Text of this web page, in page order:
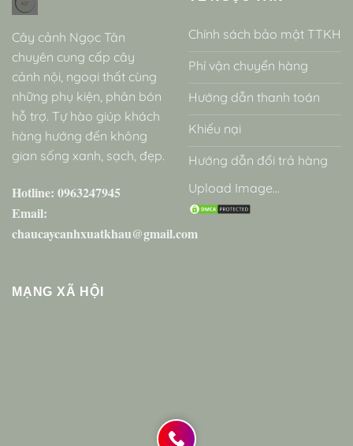
Cây cảnh Ngọc Tân
chuyên cung cấp cây
cảnh nội, ngoại thất cùng
những phụ kiện, phân bón
hỗ trợ. Tự hào giúp khách
hàng hướng đến không
gian sống xanh, sạch, đẹp.
Hotline: 0963247945
Email:
chaucaycanhxuatkhau@gmail.com
Chính sách bảo mật TTKH
Phí vận chuyển hàng
Hướng dẫn thanh toán
Khiếu nại
Hướng dẫn đổi trả hàng
Upload Image...
MẠNG XÃ HỘI